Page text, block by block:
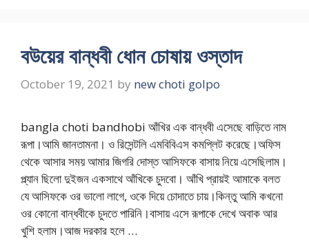
বউয়ের বান্ধবী ধোন চোষায় ওস্তাদ
October 19, 2021 by new choti golpo
bangla choti bandhobi আঁখির এক বান্ধবী এসেছে বাড়িতে নাম
রূপা।আমি জানতামনা। ও রিসেন্টলি এমবিবিএস কমপ্লিট করেছে।অফিস
থেকে আসার সময় আমার জিগরি দোস্ত আসিফকে বাসায় নিয়ে এসেছিলাম।
প্ল্যান ছিলো দুইজন একসাথে আঁখিকে চুদবো। আঁখি প্রায়ই আমাকে বলত
যে আসিফকে ওর ভালো লাগে, ওকে দিয়ে চোদাতে চায়।কিন্তু আমি কখনো
ওর কোনো বান্ধবীকে চুদতে পারিনি।বাসায় এসে রূপাকে দেখে অবাক আর
খুশি হলাম।আজ দরকার হলে …